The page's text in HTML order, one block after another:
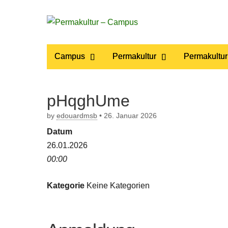
Permakultur
– Campus
Main
menu
Campus Permakultur
pHqghUme
by edouardmsb • 26. Januar 2026
Datum
26.01.2026
00:00
Kategorie Keine Kategorien